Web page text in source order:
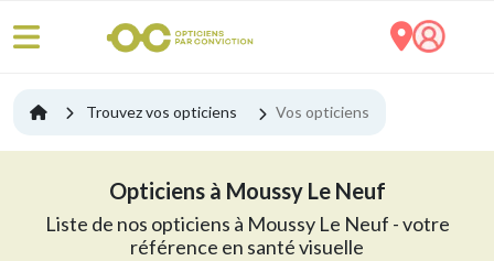
Trouvez vos opticiens Vos opticiens
Opticiens à Moussy Le Neuf
Liste de nos opticiens à Moussy Le Neuf - votre
référence en santé visuelle